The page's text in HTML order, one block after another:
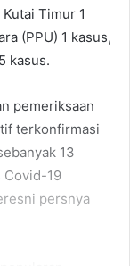
Timur 1
(PPU) 1 kasus,
kasus.
pemeriksaan
terkonfirmasi
13
Covid-19
persnya